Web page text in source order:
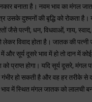
बनाता है। नवम भाव का मंगल
उसके दुश्मनों की बृद्धि को रोकता है।
जैसे पत्नी, धन, विधवाओं, गाय,
विवाद होता है। जातक की पत्नी
और सूर्य दूसरे भाव में हो तो दान में
प्राप्त होगा। यदि सूर्य दूसरे, मंगल
हो सकती है और वह हर तरीके से
में स्थित मंगल जातक को लालची